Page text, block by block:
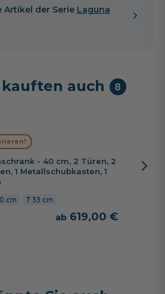
Artikel der Serie Laguna
auch 8
- 40 cm, 2 Türen, 2
1 Metallschubkasten, 1
cm 33 cm
619,00 €
Puris